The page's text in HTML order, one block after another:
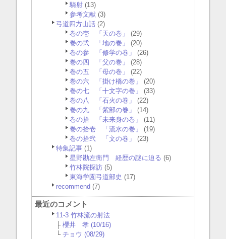
騎射(13)
参考文献(3)
弓道四方山話(2)
巻の壱 「天の巻」
(29)
巻の弐 「地の巻」
(20)
巻の参 「修学の巻」
(26)
巻の四 「父の巻」
(28)
巻の五 「母の巻」
(22)
巻の六 「掛け橋の巻」
(20)
巻の七 「十文字の巻」
(33)
巻の八 「石火の巻」
(22)
巻の九 「紫部の巻」
(14)
巻の拾 「未来身の巻」
(11)
巻の拾壱 「流水の巻」
(19)
巻の拾弐 「文の巻」
(23)
特集記事(1)
星野勘左衛門 経歴の謎に迫る (6)
竹林院探訪(5)
東海学園弓道部史 (17)
recommend (7)
最近のコメント
11-3 竹林流の射法
├ 櫻井 孝 (10/16)
└ チョウ (08/29)